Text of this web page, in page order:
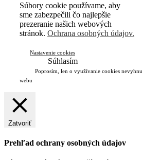
Súbory cookie používame, aby
sme zabezpečili čo najlepšie
prezeranie našich webových
stránok. Ochrana osobných údajov.
Nastavenie cookies
Súhlasím
Poprosím, len o využívanie cookies
webu
Zatvoriť
Prehľad ochrany osobných údajov